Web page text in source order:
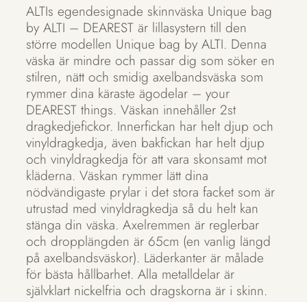
ALTIs egendesignade skinnväska Unique bag
by ALTI – DEAREST är lillasystern till den
större modellen Unique bag by ALTI. Denna
väska är mindre och passar dig som söker en
stilren, nätt och smidig axelbandsväska som
rymmer dina käraste ägodelar – your
DEAREST things. Väskan innehåller 2st
dragkedjefickor. Innerfickan har helt djup och
vinyldragkedja, även bakfickan har helt djup
och vinyldragkedja för att vara skonsamt mot
kläderna. Väskan rymmer lätt dina
nödvändigaste prylar i det stora facket som är
utrustad med vinyldragkedja så du helt kan
stänga din väska. Axelremmen är reglerbar
och dropplängden är 65cm (en vanlig längd
på axelbandsväskor). Läderkanter är målade
för bästa hållbarhet. Alla metalldelar är
självklart nickelfria och dragskorna är i skinn.